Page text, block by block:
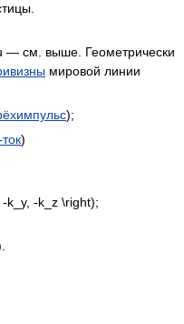
— см. выше. Геометрически
мировой линии
);
)